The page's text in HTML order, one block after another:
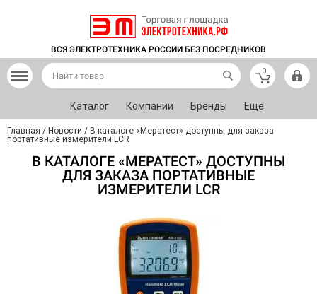
ВСЯ ЭЛЕКТРОТЕХНИКА РОССИИ БЕЗ ПОСРЕДНИКОВ
0
Каталог Компании Бренды Еще
Главная / Новости / В каталоге «Мератест» доступны для заказа
портативные измерители LCR
В КАТАЛОГЕ «МЕРАТЕСТ» ДОСТУПНЫ
ДЛЯ ЗАКАЗА ПОРТАТИВНЫЕ
ИЗМЕРИТЕЛИ LCR